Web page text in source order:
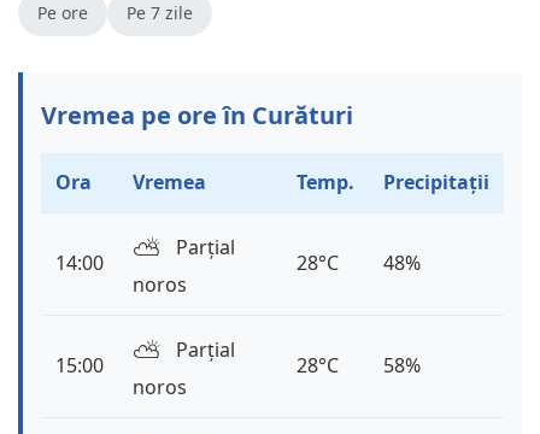
Pe ore Pe 7 zile
Vremea pe ore în Curături
Ora Vremea Temp. Precipitații
14:00 ⛅️
Parțial
noros
28°C 48%
15:00 ⛅️
Parțial
noros
28°C 58%